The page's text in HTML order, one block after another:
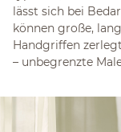
lässt sich bei
können große,
Handgriffen
– unbegrenzte